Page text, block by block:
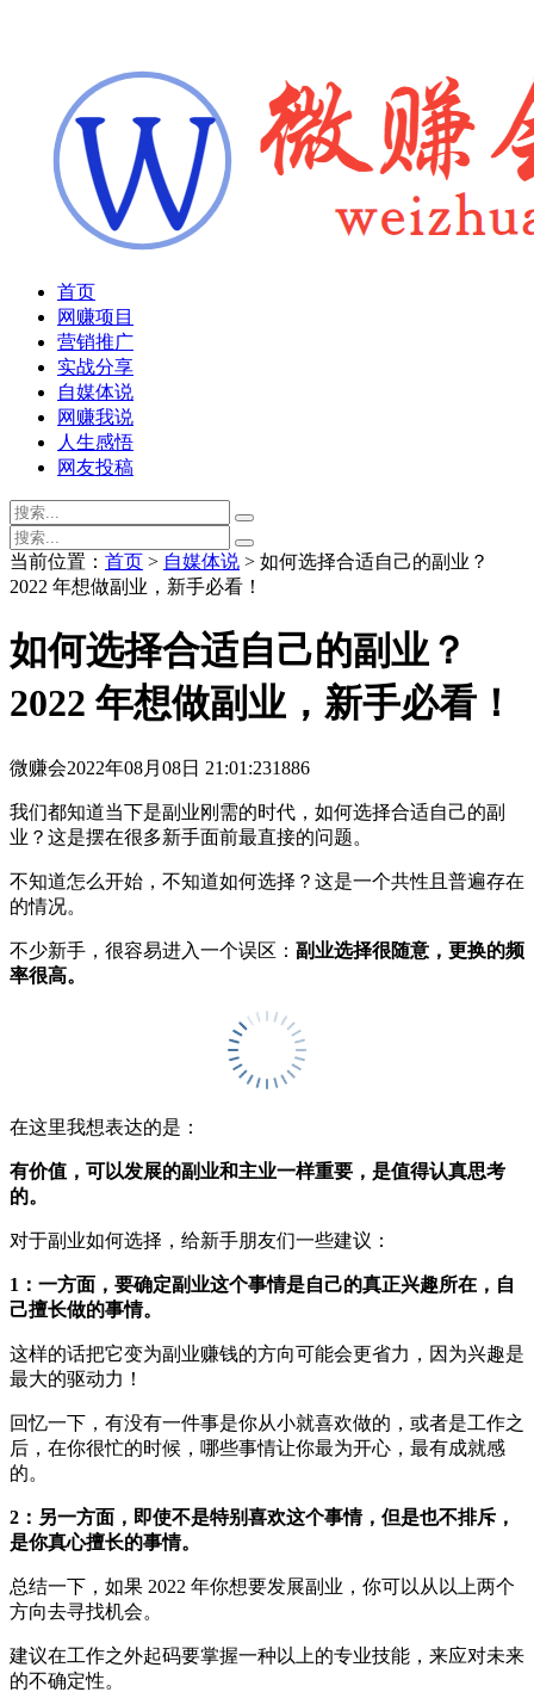
首页
网赚项目
营销推广
实战分享
自媒体说
网赚我说
人生感悟
网友投稿
当前位置： 首页 > 自媒体说 > 如何选择合适自己的副业？
2022 年想做副业，新手必看！
如何选择合适自己的副业？
2022 年想做副业，新手必看！
微赚会2022年08月08日 21:01:231886
我们都知道当下是副业刚需的时代，如何选择合适自己的副
业？这是摆在很多新手面前最直接的问题。
不知道怎么开始，不知道如何选择？这是一个共性且普遍存在
的情况。
不少新手，很容易进入一个误区： 副业选择很随意，更换的频
率很高。
在这里我想表达的是：
有价值，可以发展的副业和主业一样重要，是值得认真思考
的。
对于副业如何选择，给新手朋友们一些建议：
1：一方面，要确定副业这个事情是自己的真正兴趣所在，自
己擅长做的事情。
这样的话把它变为副业赚钱的方向可能会更省力，因为兴趣是
最大的驱动力！
回忆一下，有没有一件事是你从小就喜欢做的，或者是工作之
后，在你很忙的时候，哪些事情让你最为开心，最有成就感
的。
2： 另一方面，即使不是特别喜欢这个事情，但是也不排斥，
是你真心擅长的事情。
总结一下，如果 2022 年你想要发展副业，你可以从以上两个
方向去寻找机会。
建议在工作之外起码要掌握一种以上的专业技能，来应对未来
的不确定性。